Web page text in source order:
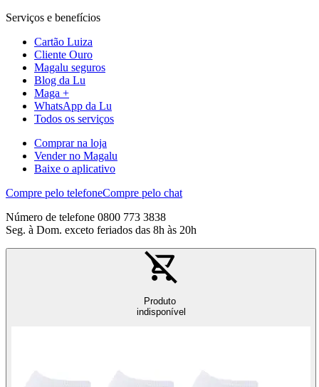
Serviços e benefícios
Cartão Luiza
Cliente Ouro
Magalu seguros
Blog da Lu
Maga +
WhatsApp da Lu
Todos os serviços
Comprar na loja
Vender no Magalu
Baixe o aplicativo
Compre pelo telefoneCompre pelo chat
Número de telefone 0800 773 3838
Seg. à Dom. exceto feriados das 8h às 20h
Produto
indisponível